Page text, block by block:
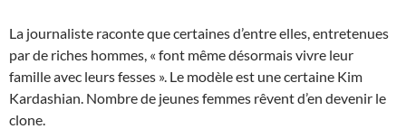
La journaliste raconte que certaines d’entre elles, entretenues
par de riches hommes, « font même désormais vivre leur
famille avec leurs fesses ». Le modèle est une certaine Kim
Kardashian. Nombre de jeunes femmes rêvent d’en devenir le
clone.